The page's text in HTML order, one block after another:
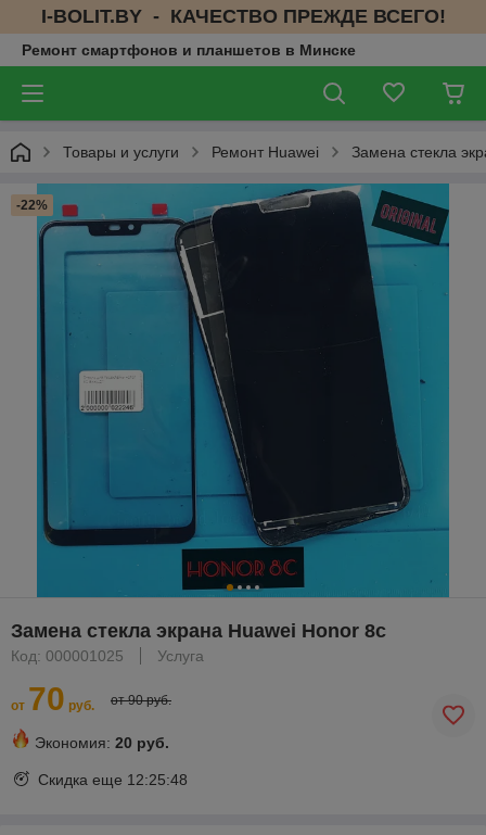
I-BOLIT.BY - КАЧЕСТВО ПРЕЖДЕ ВСЕГО!
Ремонт смартфонов и планшетов в Минске
Товары и услуги Ремонт Huawei Замена стекла
-22%
Замена стекла экрана Huawei Honor 8c
Код: 000001025 Услуга
от 70 руб. от 90 руб.
Экономия: 20 руб.
Скидка еще 12:25:47